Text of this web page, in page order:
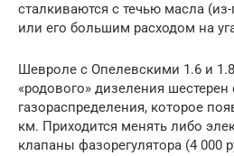
сталкиваются с течью масла
или его большим расходом на
Шевроле с Опелевскими 1.6 и
«родового» дизеления шестерен
газораспределения, которое
км. Приходится менять либо
клапаны фазорегулятора (4 000